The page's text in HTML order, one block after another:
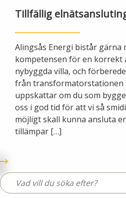
Visselblåsarfunktion
Integritetsinformation
Tillgänglighetsredogörelse
Tillfällig
Alingsås Energi bistår gärna
kompetensen för en korrekt
nybyggda villa, och
från transformatorstationen
uppskattar om du som
oss i god tid för att vi så
möjligt skall kunna ansluta
tillämpar […]